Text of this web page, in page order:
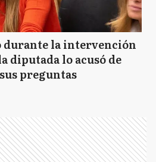
durante la intervención
diputada lo acusó de
preguntas